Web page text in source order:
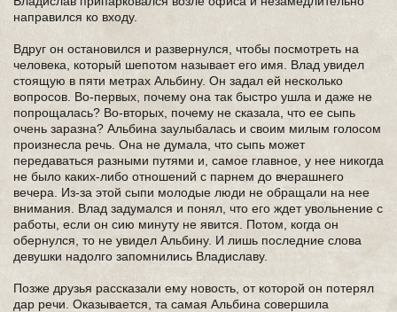
направился ко входу.
Вдруг он остановился и развернулся, чтобы посмотреть на
человека, который шепотом называет его имя. Влад увидел
стоящую в пяти метрах Альбину. Он задал ей несколько
вопросов. Во-первых, почему она так быстро ушла и даже не
попрощалась? Во-вторых, почему не сказала, что ее сыпь
очень заразна? Альбина заулыбалась и своим милым голосом
произнесла речь. Она не думала, что сыпь может
передаваться разными путями и, самое главное, у нее никогда
не было каких-либо отношений с парнем до вчерашнего
вечера. Из-за этой сыпи молодые люди не обращали на нее
внимания. Влад задумался и понял, что его ждет увольнение с
работы, если он сию минуту не явится. Потом, когда он
обернулся, то не увидел Альбину. И лишь последние слова
девушки надолго запомнились Владиславу.
Позже друзья рассказали ему новость, от которой он потерял
дар речи. Оказывается, та самая Альбина совершила